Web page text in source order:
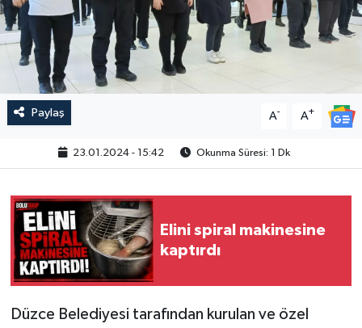
Paylaş A- A+
23.01.2024 - 15:42 Okunma Süresi: 1 Dk
Elini spiral makinesine
kaptırdı
Düzce Belediyesi tarafından kurulan ve özel